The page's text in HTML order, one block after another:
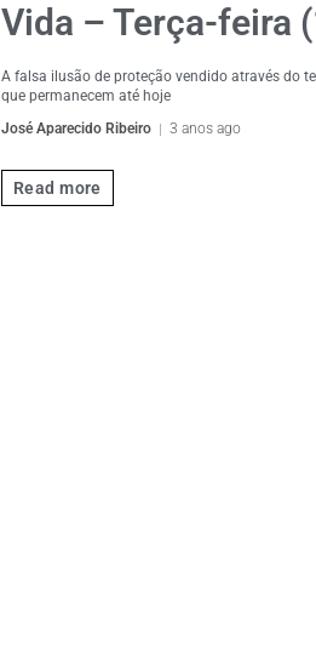
Vida – Terça-feira
A falsa ilusão de proteção vendido através do
que permanecem até hoje
José Aparecido Ribeiro
3 anos ago
Read more